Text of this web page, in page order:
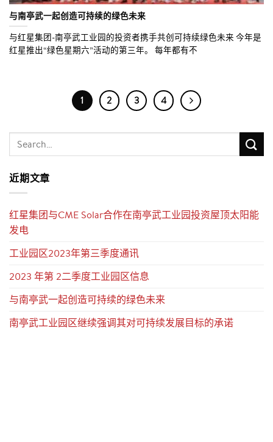
与南亭武一起创造可持续的绿色未来
与红星集团-南亭武工业园的投资者携手共创可持续绿色未来 今年是
红星推出“绿色星期六”活动的第三年。 每年都有不
1 2 3 4
近期文章
红星集团与CME Solar合作在南亭武工业园投资屋顶太阳能
发电
工业园区2023年第三季度通讯
2023 年第 2二季度工业园区信息
与南亭武一起创造可持续的绿色未来
南亭武工业园区继续强调其对可持续发展目标的承诺